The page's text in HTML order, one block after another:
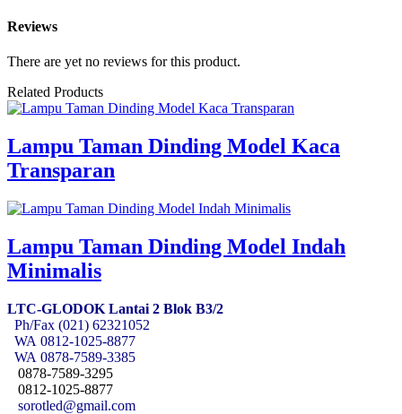
Reviews
There are yet no reviews for this product.
Related Products
Lampu Taman Dinding Model Kaca
Transparan
Lampu Taman Dinding Model Indah
Minimalis
LTC-GLODOK Lantai 2 Blok B3/2
Ph/Fax (021) 62321052
WA 0812-1025-8877
WA 0878-7589-3385
0878-7589-3295
0812-1025-8877
sorotled@gmail.com